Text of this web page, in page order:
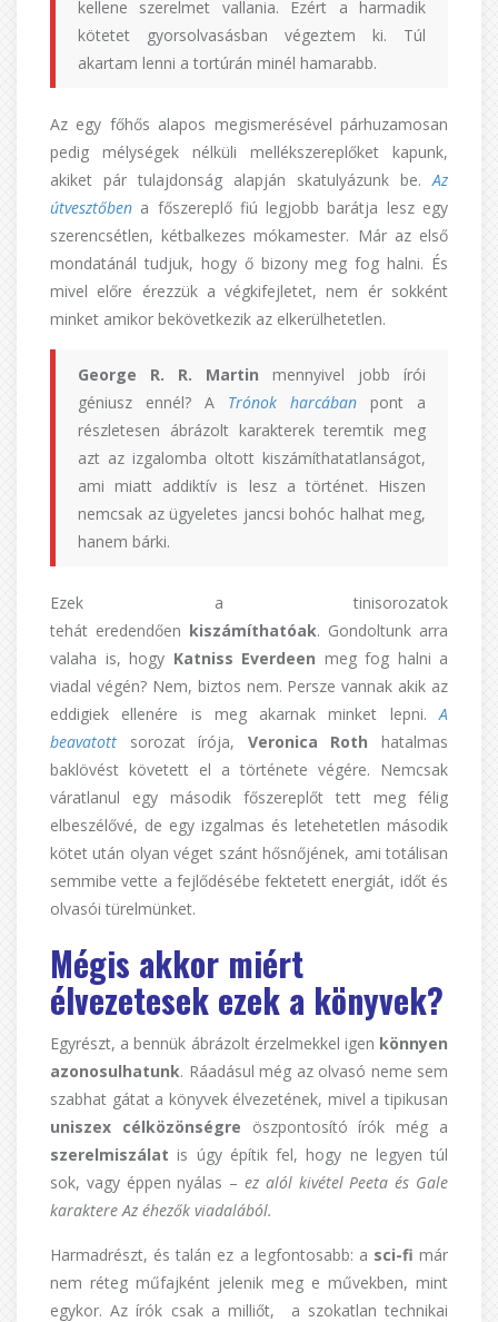
kellene szerelmet vallania. Ezért a harmadik
kötetet gyorsolvasásban végeztem ki. Túl
akartam lenni a tortúrán minél hamarabb.
Az egy főhős alapos megismerésével párhuzamosan
pedig mélységek nélküli mellékszereplőket kapunk,
akiket pár tulajdonság alapján skatulyázunk be.Az
útvesztőben a főszereplő fiú legjobb barátja lesz egy
szerencsétlen, kétbalkezes mókamester. Már az első
mondatánál tudjuk, hogy ő bizony meg fog halni. És
mivel előre érezzük a végkifejletet, nem ér sokként
minket amikor bekövetkezik az elkerülhetetlen.
George R. R. Martin mennyivel jobb írói
géniusz ennél? A Trónok harcában pont a
részletesen ábrázolt karakterek teremtik meg
azt az izgalomba oltott kiszámíthatatlanságot,
ami miatt addiktív is lesz a történet. Hiszen
nemcsak az ügyeletes jancsi bohóc halhat meg,
hanem bárki.
Ezek a tinisorozatok
tehát eredendően kiszámíthatóak. Gondoltunk arra
valaha is, hogy Katniss Everdeen meg fog halni a
viadal végén? Nem, biztos nem. Persze vannak akik az
eddigiek ellenére is meg akarnak minket lepni.A
beavatott
sorozat írója, Veronica Roth hatalmas
baklövést követett el a története végére. Nemcsak
váratlanul egy második főszereplőt tett meg félig
elbeszélővé, de egy izgalmas és letehetetlen második
kötet után olyan véget szánt hősnőjének, ami totálisan
semmibe vette a fejlődésébe fektetett energiát, időt és
olvasói türelmünket.
Mégis akkor miért
élvezetesek ezek a könyvek?
Egyrészt, a bennük ábrázolt érzelmekkel igen könnyen
azonosulhatunk. Ráadásul még az olvasó neme sem
szabhat gátat a könyvek élvezetének, mivel a tipikusan
uniszex célközönségre öszpontosító írók még a
szerelmiszálat is úgy építik fel, hogy ne legyen túl
sok, vagy éppen nyálas – ez alól kivétel Peeta és Gale
karaktere Az éhezők viadalából.
Harmadrészt, és talán ez a legfontosabb: a sci-fi már
nem réteg műfajként jelenik meg e művekben, mint
egykor. Az írók csak a milliőt, a szokatlan technikai